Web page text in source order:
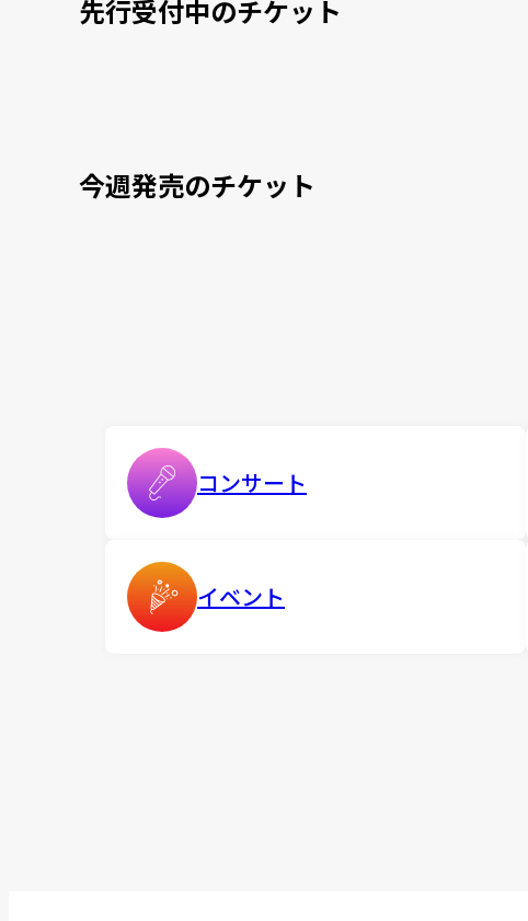
先行受付中のチケット
今週発売のチケット
コンサート
イベント